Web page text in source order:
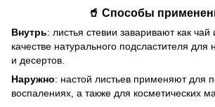
🥤 Способы
Внутрь: листья стевии заваривают как
качестве натурального подсластителя для
и десертов.
Наружно: настой листьев применяют для
воспалениях, а также для косметических